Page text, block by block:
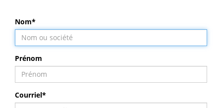
Nom*
Prénom
Courriel*